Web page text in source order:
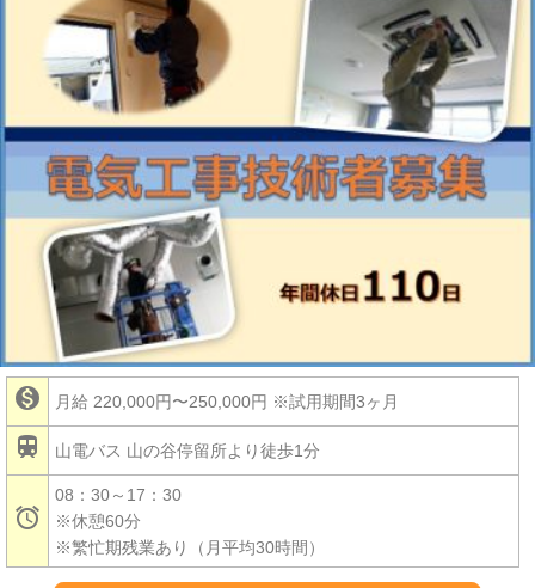
 月給 220,000円〜250,000円 ※試用期間3ヶ月
 山電バス 山の谷停留所より徒歩1分

08：30～17：30
※休憩60分
※繁忙期残業あり（月平均30時間）